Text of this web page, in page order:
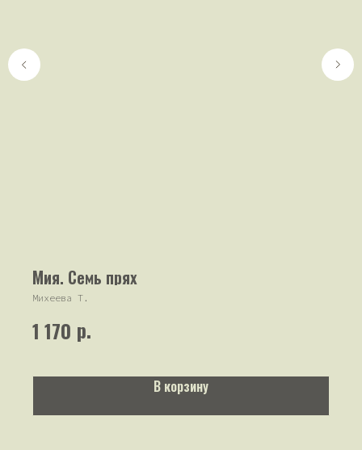
Мия. Семь прях
Михеева Т.
1 170 р.
В корзину